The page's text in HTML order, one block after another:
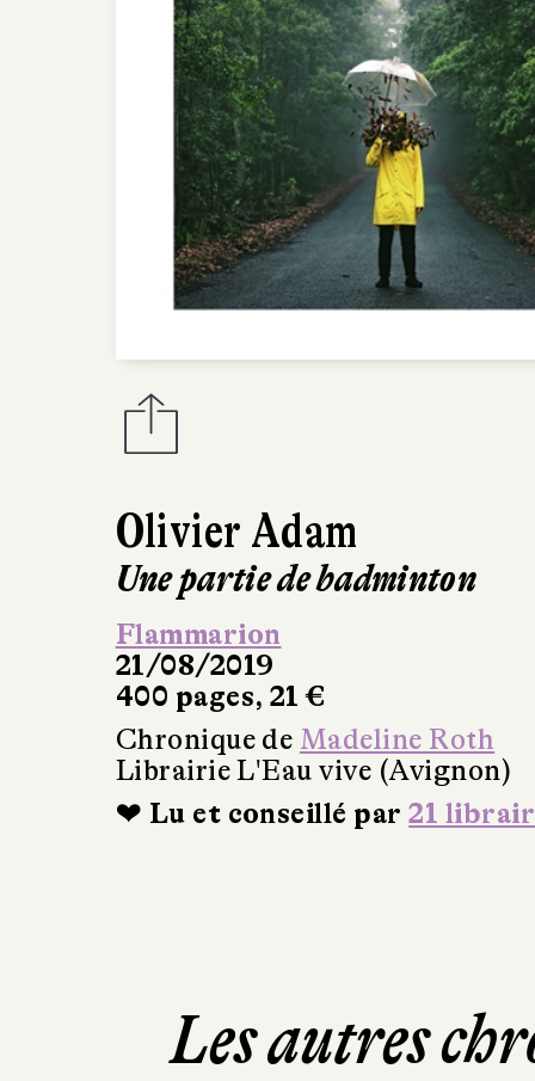
Olivier Adam
Une partie de badminton
Flammarion
21/08/2019
400 pages, 21 €
Chronique de Madeline Roth
Librairie L'Eau vive (Avignon)
❤ Lu et conseillé par21
Les autres